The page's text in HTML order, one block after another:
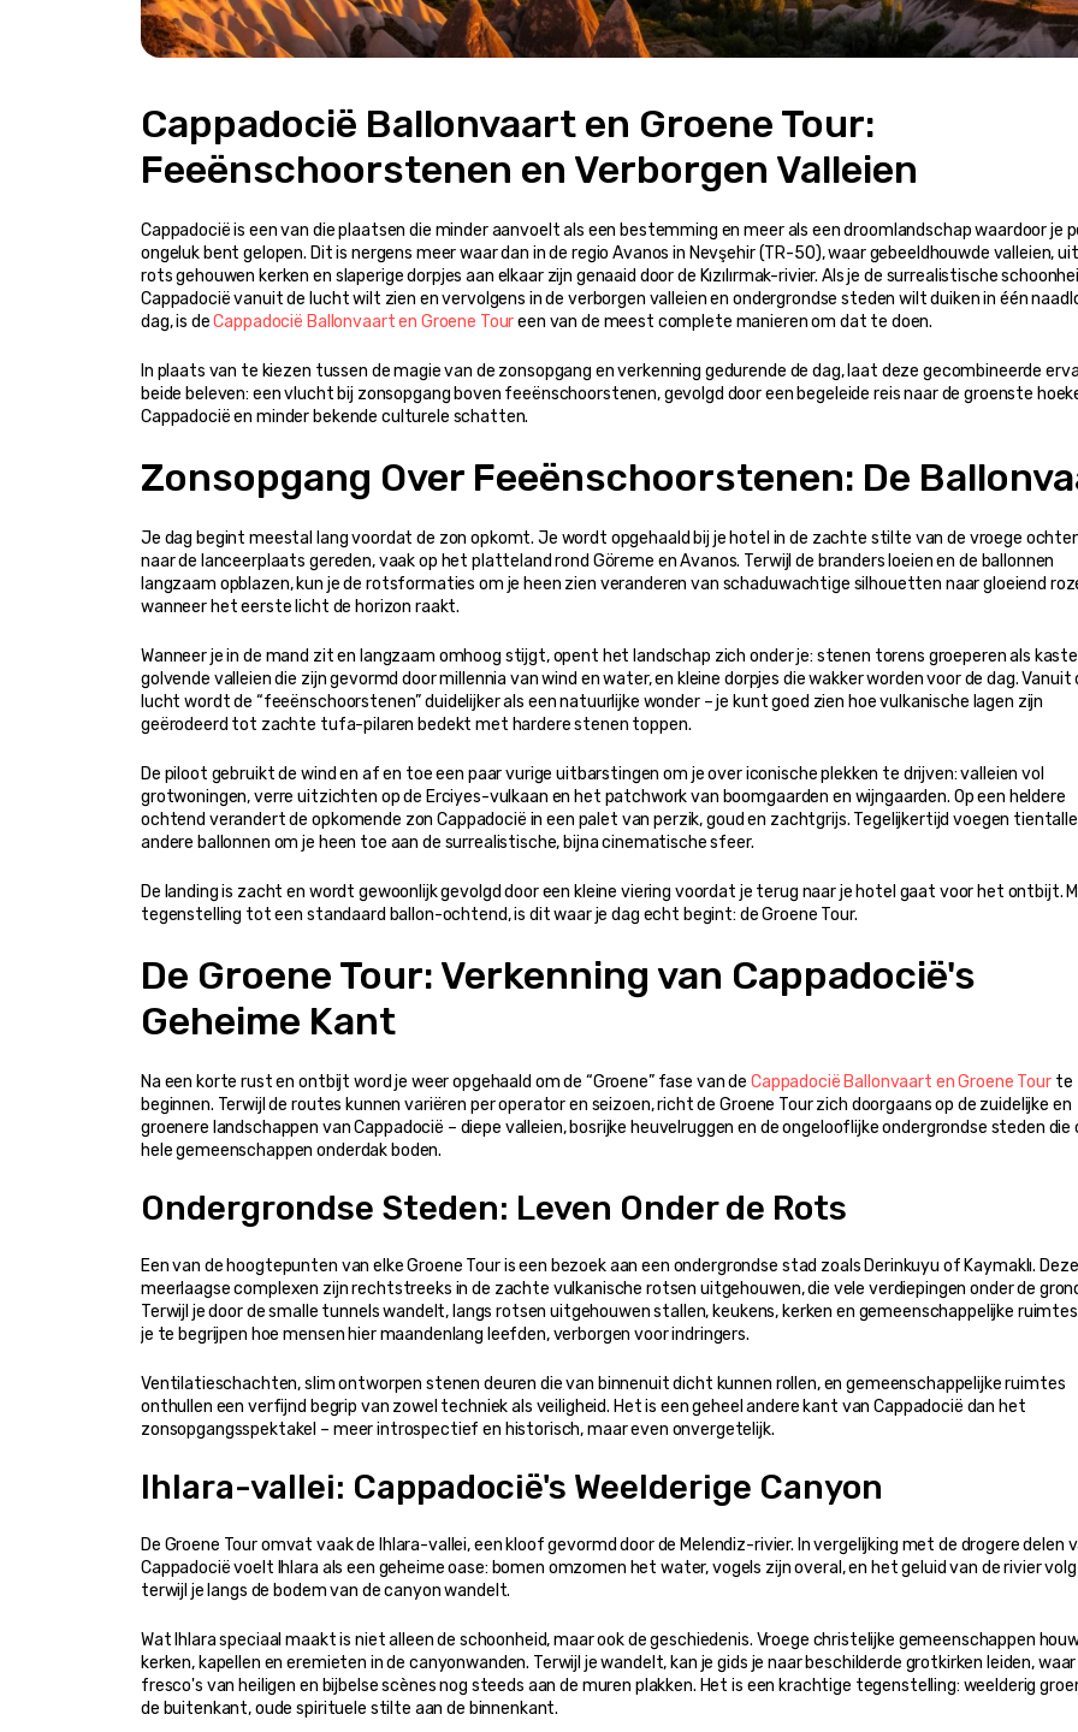
Cappadocië Ballonvaart en Groene Tour:
Feeënschoorstenen en Verborgen Valleien
Cappadocië is een van die plaatsen die minder aanvoelt als een bestemming en meer als een droomlandschap waardoor je
ongeluk bent gelopen. Dit is nergens meer waar dan in de regio Avanos in Nevşehir (TR-50), waar gebeeldhouwde valleien,
rots gehouwen kerken en slaperige dorpjes aan elkaar zijn genaaid door de Kızılırmak-rivier. Als je de surrealistische
Cappadocië vanuit de lucht wilt zien en vervolgens in de verborgen valleien en ondergrondse steden wilt duiken in één
dag, is de Cappadocië Ballonvaart en Groene Tour een van de meest complete manieren om dat te doen.
In plaats van te kiezen tussen de magie van de zonsopgang en verkenning gedurende de dag, laat deze gecombineerde
beide beleven: een vlucht bij zonsopgang boven feeënschoorstenen, gevolgd door een begeleide reis naar de groenste
Cappadocië en minder bekende culturele schatten.
Zonsopgang Over Feeënschoorstenen: De
Je dag begint meestal lang voordat de zon opkomt. Je wordt opgehaald bij je hotel in de zachte stilte van de vroege
naar de lanceerplaats gereden, vaak op het platteland rond Göreme en Avanos. Terwijl de branders loeien en de ballonnen
langzaam opblazen, kun je de rotsformaties om je heen zien veranderen van schaduwachtige silhouetten naar gloeiend
wanneer het eerste licht de horizon raakt.
Wanneer je in de mand zit en langzaam omhoog stijgt, opent het landschap zich onder je: stenen torens groeperen als
golvende valleien die zijn gevormd door millennia van wind en water, en kleine dorpjes die wakker worden voor de dag. Vanuit
lucht wordt de “feeënschoorstenen” duidelijker als een natuurlijke wonder – je kunt goed zien hoe vulkanische lagen zijn
geërodeerd tot zachte tufa-pilaren bedekt met hardere stenen toppen.
De piloot gebruikt de wind en af en toe een paar vurige uitbarstingen om je over iconische plekken te drijven: valleien vol
grotwoningen, verre uitzichten op de Erciyes-vulkaan en het patchwork van boomgaarden en wijngaarden. Op een heldere
ochtend verandert de opkomende zon Cappadocië in een palet van perzik, goud en zachtgrijs. Tegelijkertijd voegen
andere ballonnen om je heen toe aan de surrealistische, bijna cinematische sfeer.
De landing is zacht en wordt gewoonlijk gevolgd door een kleine viering voordat je terug naar je hotel gaat voor het ontbijt.
tegenstelling tot een standaard ballon-ochtend, is dit waar je dag echt begint: de Groene Tour.
De Groene Tour: Verkenning van Cappadocië's
Geheime Kant
Na een korte rust en ontbijt word je weer opgehaald om de “Groene” fase van de Cappadocië Ballonvaart en Groene Tour te
beginnen. Terwijl de routes kunnen variëren per operator en seizoen, richt de Groene Tour zich doorgaans op de zuidelijke en
groenere landschappen van Cappadocië – diepe valleien, bosrijke heuvelruggen en de ongelooflijke ondergrondse steden die
hele gemeenschappen onderdak boden.
Ondergrondse Steden: Leven Onder de Rots
Een van de hoogtepunten van elke Groene Tour is een bezoek aan een ondergrondse stad zoals Derinkuyu of Kaymaklı. Deze
meerlaagse complexen zijn rechtstreeks in de zachte vulkanische rotsen uitgehouwen, die vele verdiepingen onder de
Terwijl je door de smalle tunnels wandelt, langs rotsen uitgehouwen stallen, keukens, kerken en gemeenschappelijke
je te begrijpen hoe mensen hier maandenlang leefden, verborgen voor indringers.
Ventilatieschachten, slim ontworpen stenen deuren die van binnenuit dicht kunnen rollen, en gemeenschappelijke ruimtes
onthullen een verfijnd begrip van zowel techniek als veiligheid. Het is een geheel andere kant van Cappadocië dan het
zonsopgangsspektakel – meer introspectief en historisch, maar even onvergetelijk.
Ihlara-vallei: Cappadocië's Weelderige Canyon
De Groene Tour omvat vaak de Ihlara-vallei, een kloof gevormd door de Melendiz-rivier. In vergelijking met de drogere delen
Cappadocië voelt Ihlara als een geheime oase: bomen omzomen het water, vogels zijn overal, en het geluid van de rivier
terwijl je langs de bodem van de canyon wandelt.
Wat Ihlara speciaal maakt is niet alleen de schoonheid, maar ook de geschiedenis. Vroege christelijke gemeenschappen
kerken, kapellen en eremieten in de canyonwanden. Terwijl je wandelt, kan je gids je naar beschilderde grotkirken leiden,
fresco's van heiligen en bijbelse scènes nog steeds aan de muren plakken. Het is een krachtige tegenstelling: weelderig
de buitenkant, oude spirituele stilte aan de binnenkant.